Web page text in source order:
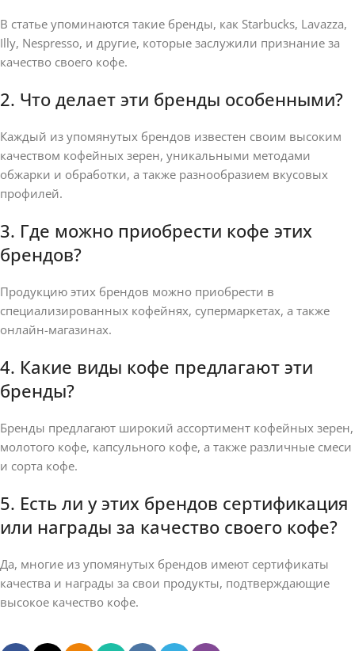
В статье упоминаются такие бренды, как Starbucks, Lavazza,
Illy, Nespresso, и другие, которые заслужили признание за
качество своего кофе.
2. Что делает эти бренды особенными?
Каждый из упомянутых брендов известен своим высоким
качеством кофейных зерен, уникальными методами
обжарки и обработки, а также разнообразием вкусовых
профилей.
3. Где можно приобрести кофе этих
брендов?
Продукцию этих брендов можно приобрести в
специализированных кофейнях, супермаркетах, а также
онлайн-магазинах.
4. Какие виды кофе предлагают эти
бренды?
Бренды предлагают широкий ассортимент кофейных зерен,
молотого кофе, капсульного кофе, а также различные смеси
и сорта кофе.
5. Есть ли у этих брендов сертификация
или награды за качество своего кофе?
Да, многие из упомянутых брендов имеют сертификаты
качества и награды за свои продукты, подтверждающие
высокое качество кофе.